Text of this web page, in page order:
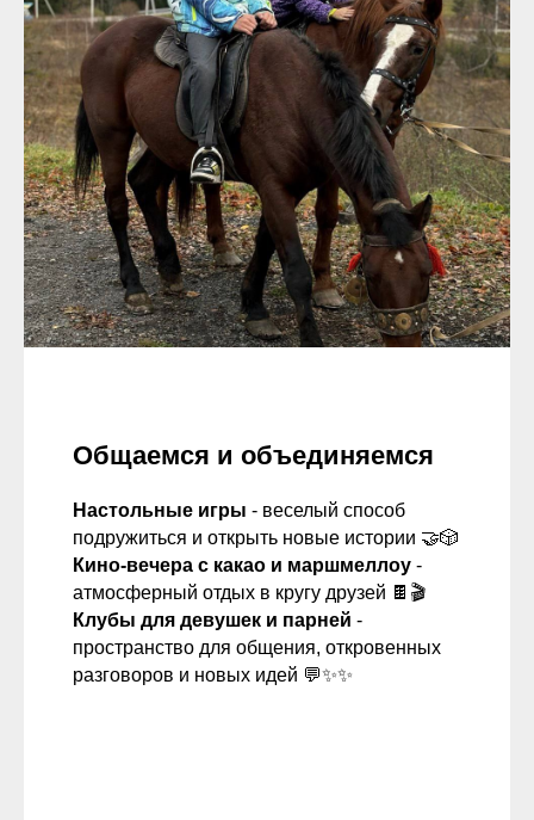
Общаемся и объединяемся
Настольные игры - веселый способ
подружиться и открыть новые истории 🤝🎲
Кино-вечера с какао и маршмеллоу-
атмосферный отдых в кругу друзей 🍫🎬
Клубы для девушек и парней -
пространство для общения, откровенных
разговоров и новых идей 💬✨✨